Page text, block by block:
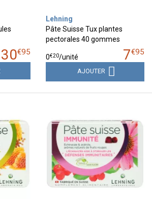
30€95
Lehning
Pâte Suisse Tux plantes
pectorales 40 gommes
7€95
0€20/unité
AJOUTER